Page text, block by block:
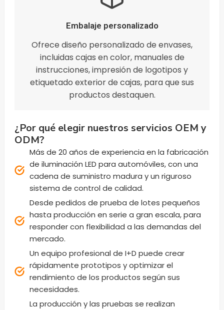
Embalaje personalizado
Ofrece diseño personalizado de envases,
incluidas cajas en color, manuales de
instrucciones, impresión de logotipos y
etiquetado exterior de cajas, para que sus
productos destaquen.
¿Por qué elegir nuestros servicios OEM y
ODM?
Más de 20 años de experiencia en la fabricación
de iluminación LED para automóviles, con una
cadena de suministro madura y un riguroso
sistema de control de calidad.
Desde pedidos de prueba de lotes pequeños
hasta producción en serie a gran escala, para
responder con flexibilidad a las demandas del
mercado.
Un equipo profesional de I+D puede crear
rápidamente prototipos y optimizar el
rendimiento de los productos según sus
necesidades.
La producción y las pruebas se realizan